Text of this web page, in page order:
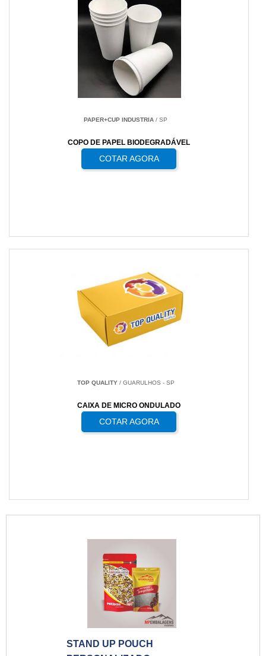
PAPER+CUP INDUSTRIA / SP
COPO DE PAPEL BIODEGRADÁVEL
COTAR AGORA
TOP QUALITY/ GUARULHOS - SP
CAIXA DE MICRO ONDULADO
COTAR AGORA
STAND UP POUCH